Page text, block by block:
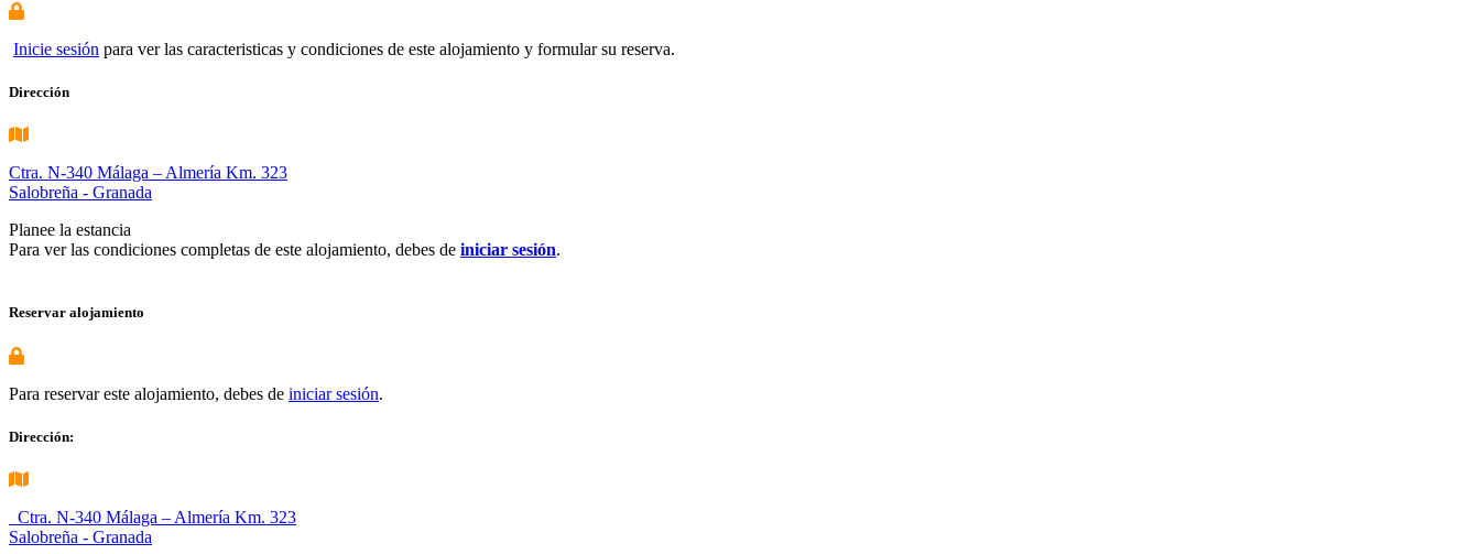
Inicie sesión para ver las caracteristicas y condiciones de este alojamiento y formular su reserva.
Dirección
Ctra. N-340 Málaga – Almería Km. 323
Salobreña - Granada
Planee la estancia
Para ver las condiciones completas de este alojamiento, debes de iniciar sesión.
Reservar alojamiento
Para reservar este alojamiento, debes de iniciar sesión.
Dirección:
Ctra. N-340 Málaga – Almería Km. 323
Salobreña - Granada